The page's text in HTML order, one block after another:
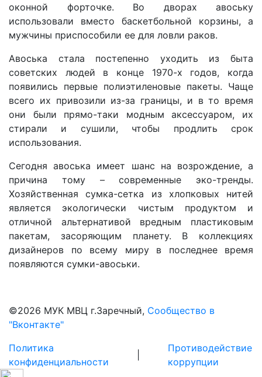
оконной форточке. Во дворах авоську
использовали вместо баскетбольной корзины, а
мужчины приспособили ее для ловли раков.
Авоська стала постепенно уходить из быта
советских людей в конце 1970-х годов, когда
появились первые полиэтиленовые пакеты. Чаще
всего их привозили из-за границы, и в то время
они были прямо-таки модным аксессуаром, их
стирали и сушили, чтобы продлить срок
использования.
Сегодня авоська имеет шанс на возрождение, а
причина тому – современные эко-тренды.
Хозяйственная сумка-сетка из хлопковых нитей
является экологически чистым продуктом и
отличной альтернативой вредным пластиковым
пакетам, засоряющим планету. В коллекциях
дизайнеров по всему миру в последнее время
появляются сумки-авоськи.
©2026 МУК МВЦ г.Заречный, Сообщество в
"Вконтакте"
Политика
конфиденциальности
Противодействие
коррупции